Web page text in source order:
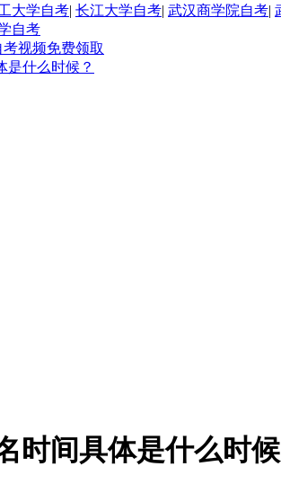
大学自考| 长江大学自考| 武汉商学院自考|
自考
是什么时候？
时间具体是什么时候